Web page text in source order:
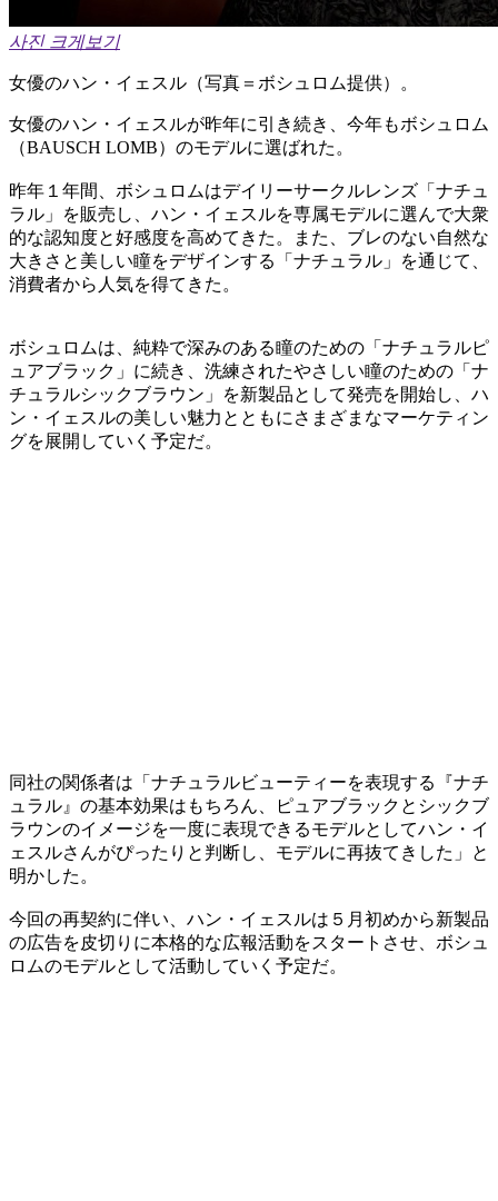
사진 크게보기
女優のハン・イェスル（写真＝ボシュロム提供）。
女優のハン・イェスルが昨年に引き続き、今年もボシュロム
（BAUSCH LOMB）のモデルに選ばれた。
昨年１年間、ボシュロムはデイリーサークルレンズ「ナチュ
ラル」を販売し、ハン・イェスルを専属モデルに選んで大衆
的な認知度と好感度を高めてきた。また、ブレのない自然な
大きさと美しい瞳をデザインする「ナチュラル」を通じて、
消費者から人気を得てきた。
ボシュロムは、純粋で深みのある瞳のための「ナチュラルピ
ュアブラック」に続き、洗練されたやさしい瞳のための「ナ
チュラルシックブラウン」を新製品として発売を開始し、ハ
ン・イェスルの美しい魅力とともにさまざまなマーケティン
グを展開していく予定だ。
同社の関係者は「ナチュラルビューティーを表現する『ナチ
ュラル』の基本効果はもちろん、ピュアブラックとシックブ
ラウンのイメージを一度に表現できるモデルとしてハン・イ
ェスルさんがぴったりと判断し、モデルに再抜てきした」と
明かした。
今回の再契約に伴い、ハン・イェスルは５月初めから新製品
の広告を皮切りに本格的な広報活動をスタートさせ、ボシュ
ロムのモデルとして活動していく予定だ。